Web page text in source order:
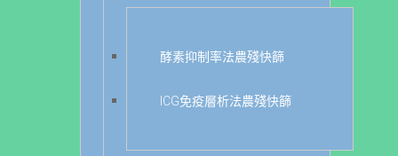
酵素抑制率法農殘快篩
ICG免疫層析法農殘快篩